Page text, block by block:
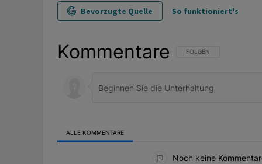
Bevorzugte Quelle So funktioniert's
Kommentare FOLGE DIESER
FOLGEN
ALLE KOMMENTARE
Noch keine